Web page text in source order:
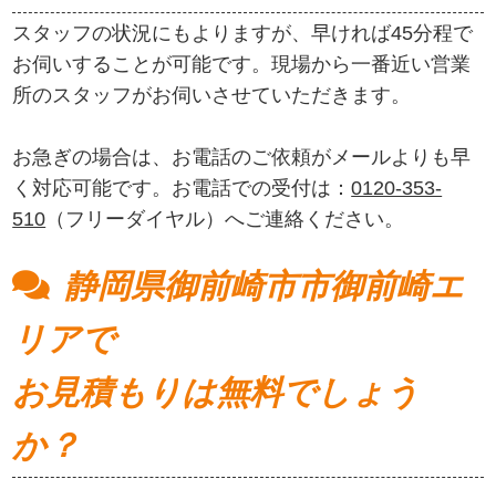
スタッフの状況にもよりますが、早ければ45分程で
お伺いすることが可能です。現場から一番近い営業
所のスタッフがお伺いさせていただきます。
お急ぎの場合は、お電話のご依頼がメールよりも早
く対応可能です。お電話での受付は：0120-353-
510 （フリーダイヤル）へご連絡ください。
静岡県御前崎市市御前崎エ
リアで
お見積もりは無料でしょう
か？